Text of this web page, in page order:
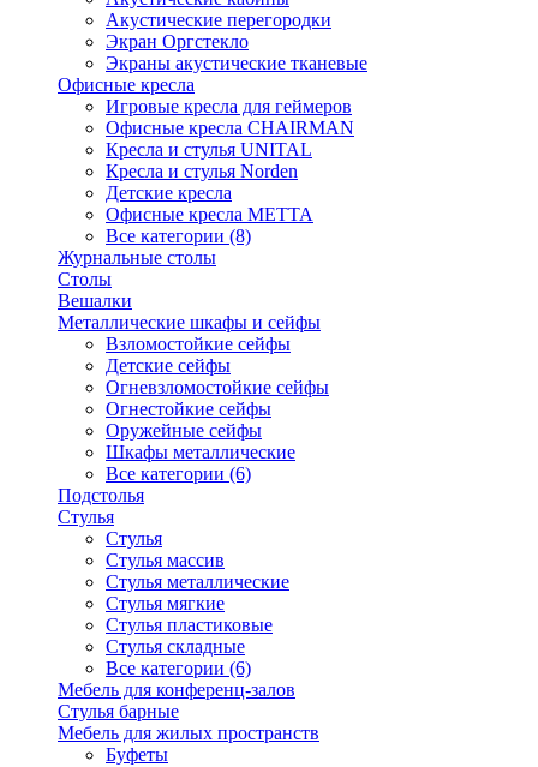
Акустические перегородки
Экран Оргстекло
Экраны акустические тканевые
Офисные кресла
Игровые кресла для геймеров
Офисные кресла CHAIRMAN
Кресла и стулья UNITAL
Кресла и стулья Norden
Детские кресла
Офисные кресла МЕТТА
Все категории (8)
Журнальные столы
Столы
Вешалки
Металлические шкафы и сейфы
Взломостойкие сейфы
Детские сейфы
Огневзломостойкие сейфы
Огнестойкие сейфы
Оружейные сейфы
Шкафы металлические
Все категории (6)
Подстолья
Стулья
Стулья
Стулья массив
Стулья металлические
Стулья мягкие
Стулья пластиковые
Стулья складные
Все категории (6)
Мебель для конференц-залов
Стулья барные
Мебель для жилых пространств
Буфеты